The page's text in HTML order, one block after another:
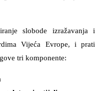
slobode izražavanja i
Vijeća Evrope, i prati
tri komponente: